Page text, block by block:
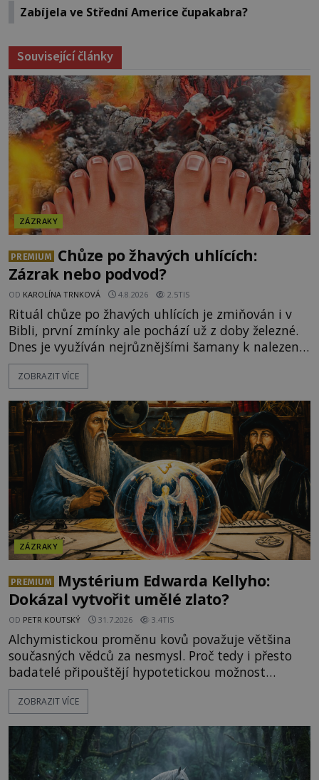
Zabíjela ve Střední Americe čupakabra?
Související články
ZÁZRAKY
PREMIUM
Chůze po žhavých uhlících:
Zázrak nebo podvod?
OD KAROLÍNA TRNKOVÁ 4.8.2026 2.5TIS
Rituál chůze po žhavých uhlících je zmiňován i v
Bibli, první zmínky ale pochází už z doby železné.
Dnes je využíván nejrůznějšími šamany k nalezení
spirituální síly či vnitřního klidu. Jak funguje a proč
si při něm člověk nepopálí nohy, což bylo
nadpřirozeného? Histori
ZOBRAZIT VÍCE
ZÁZRAKY
PREMIUM
Mystérium Edwarda Kellyho:
Dokázal vytvořit umělé zlato?
OD PETR KOUTSKÝ 31.7.2026 3.4TIS
Alchymistickou proměnu kovů považuje většina
současných vědců za nesmysl. Proč tedy i přesto
badatelé připouštějí hypotetickou možnost
transmutace? Mohl její podstatu odhalit anglický
alchymista, vědec a dobrodruh Edward Kelly?
Měšťané pozorují konání muže, který se stává
nesmrtelnou legendou již během
ZOBRAZIT VÍCE